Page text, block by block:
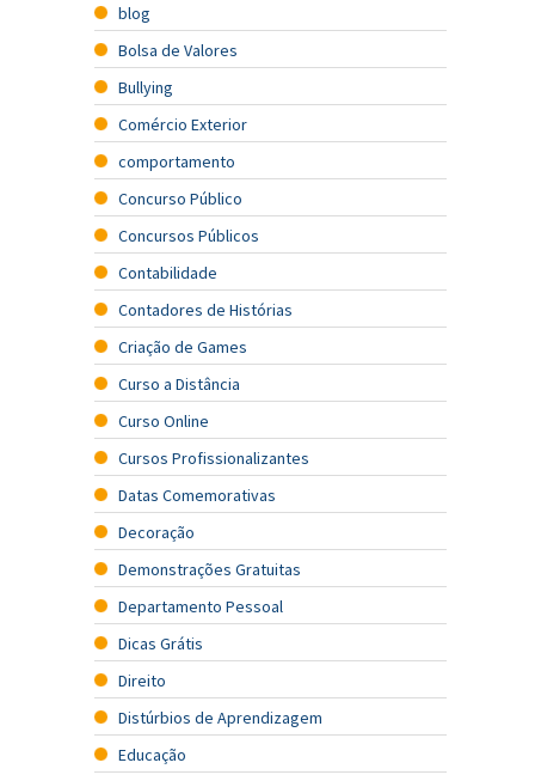
blog
Bolsa de Valores
Bullying
Comércio Exterior
comportamento
Concurso Público
Concursos Públicos
Contabilidade
Contadores de Histórias
Criação de Games
Curso a Distância
Curso Online
Cursos Profissionalizantes
Datas Comemorativas
Decoração
Demonstrações Gratuitas
Departamento Pessoal
Dicas Grátis
Direito
Distúrbios de Aprendizagem
Educação